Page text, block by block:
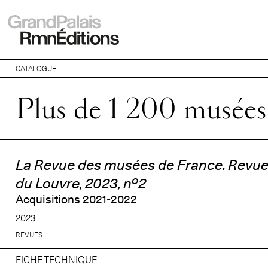
CATALOGUE
Plus de 1 200 musées
La Revue des musées de France. Revue
du Louvre, 2023, no2
Acquisitions 2021-2022
2023
REVUES
FICHE TECHNIQUE